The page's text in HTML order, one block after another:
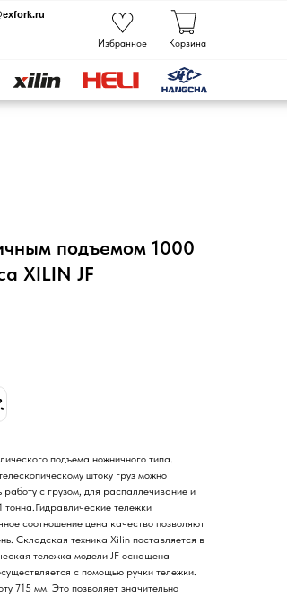
подъемом 1000
XILIN JF
подъема ножничного типа.
штоку груз можно
работу с грузом, для распаллечивание и
тонна.Гидравлические тележки
соотношение цена качество позволяют
Складская техника Xilin поставляется в
тележка модели JF оснащена
с помощью ручки тележки.
715 мм. Это позволяет значительно